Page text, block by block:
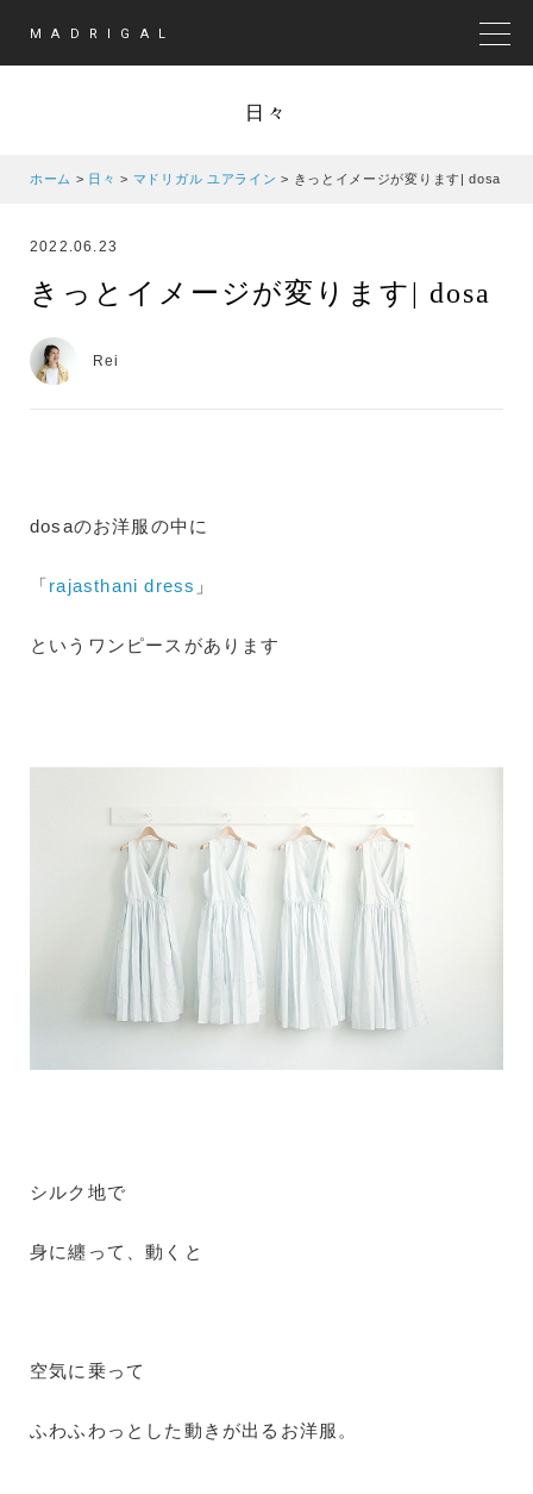
MADRIGAL
日々
ホーム > 日々 > マドリガル ユアライン > きっとイメージが変ります| dosa
2022.06.23
きっとイメージが変ります| dosa
Rei
dosaのお洋服の中に
「rajasthani dress 」
というワンピースがあります
シルク地で
身に纏って、動くと
空気に乗って
ふわふわっとした動きが出るお洋服。